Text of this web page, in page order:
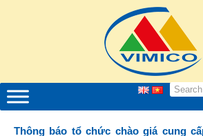
Thông báo tổ chức chào giá cung